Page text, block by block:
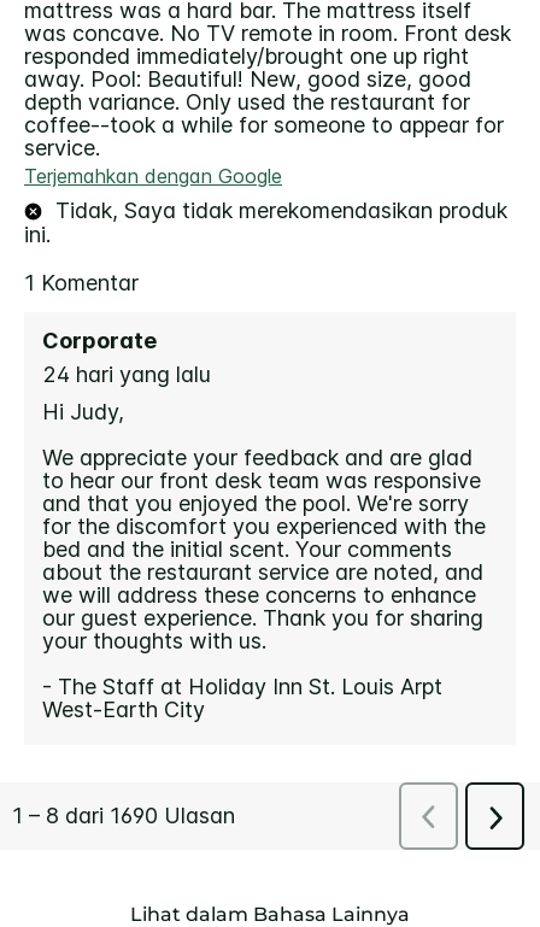
Lihat dalam Bahasa Lainnya